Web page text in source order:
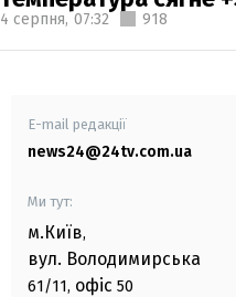
4 серпня, 07:32 918
E-mail редакції
news24@24tv.com.ua
Ми тут:
м.Київ,
вул. Володимирська
61/11, офіс 50